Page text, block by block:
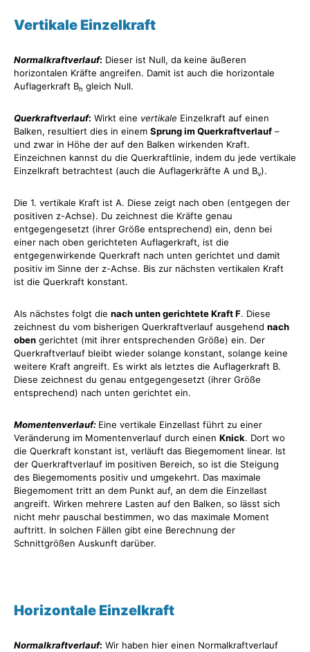
Vertikale Einzelkraft
Normalkraftverlauf: Dieser ist Null, da keine äußeren
horizontalen Kräfte angreifen. Damit ist auch die horizontale
Auflagerkraft Bh gleich Null.
Querkraftverlauf: Wirkt eine vertikale Einzelkraft auf einen
Balken, resultiert dies in einem Sprung im Querkraftverlauf –
und zwar in Höhe der auf den Balken wirkenden Kraft.
Einzeichnen kannst du die Querkraftlinie, indem du jede vertikale
Einzelkraft betrachtest (auch die Auflagerkräfte A und Bv).
Die 1. vertikale Kraft ist A. Diese zeigt nach oben (entgegen der
positiven z-Achse). Du zeichnest die Kräfte genau
entgegengesetzt (ihrer Größe entsprechend) ein, denn bei
einer nach oben gerichteten Auflagerkraft, ist die
entgegenwirkende Querkraft nach unten gerichtet und damit
positiv im Sinne der z-Achse. Bis zur nächsten vertikalen Kraft
ist die Querkraft konstant.
Als nächstes folgt die nach unten gerichtete Kraft F. Diese
zeichnest du vom bisherigen Querkraftverlauf ausgehend nach
oben gerichtet (mit ihrer entsprechenden Größe) ein. Der
Querkraftverlauf bleibt wieder solange konstant, solange keine
weitere Kraft angreift. Es wirkt als letztes die Auflagerkraft B.
Diese zeichnest du genau entgegengesetzt (ihrer Größe
entsprechend) nach unten gerichtet ein.
Momentenverlauf: Eine vertikale Einzellast führt zu einer
Veränderung im Momentenverlauf durch einen Knick. Dort wo
die Querkraft konstant ist, verläuft das Biegemoment linear. Ist
der Querkraftverlauf im positiven Bereich, so ist die Steigung
des Biegemoments positiv und umgekehrt. Das maximale
Biegemoment tritt an dem Punkt auf, an dem die Einzellast
angreift. Wirken mehrere Lasten auf den Balken, so lässt sich
nicht mehr pauschal bestimmen, wo das maximale Moment
auftritt. In solchen Fällen gibt eine Berechnung der
Schnittgrößen Auskunft darüber.
Horizontale Einzelkraft
Normalkraftverlauf: Wir haben hier einen Normalkraftverlauf